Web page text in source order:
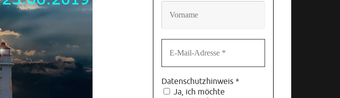
Datenschutzhinweis *
Ja, ich möchte